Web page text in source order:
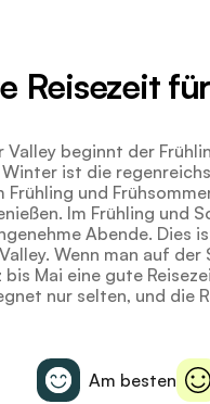
Reisezeit
Valley beginnt der
ist die
Frühling und
Im Frühling und
Abende.
Wenn man auf
bis Mai eine gute
nur selten, und die
Am besten